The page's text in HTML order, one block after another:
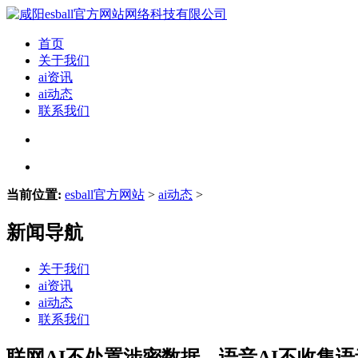
首页
关于我们
ai资讯
ai动态
联系我们
当前位置: esball官方网站 > ai动态 >
新闻导航
关于我们
ai资讯
ai动态
联系我们